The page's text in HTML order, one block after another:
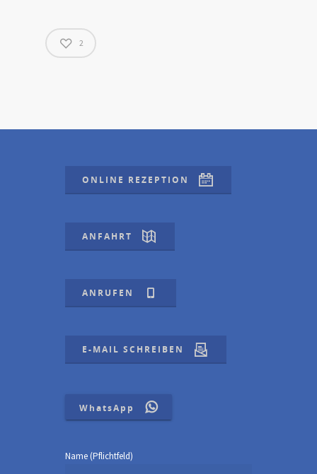
2
ONLINE REZEPTION
ANFAHRT
ANRUFEN
E-MAIL SCHREIBEN
WhatsApp
Name (Pflichtfeld)